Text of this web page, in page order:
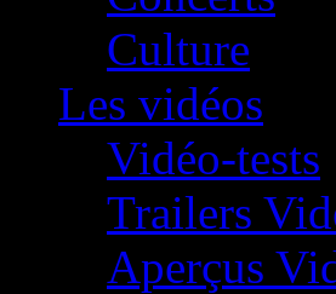
Culture
Les vidéos
Vidéo-tests
Trailers
Aperçus